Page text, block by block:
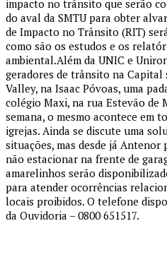
impacto no trânsito que serão
do aval da SMTU para obter
de Impacto no Trânsito (RIT)
como são os estudos e os
ambiental.Além da UNIC e
geradores de trânsito na Capital
Valley, na Isaac Póvoas, uma
colégio Maxi, na rua Estevão de
semana, o mesmo acontece em
igrejas. Ainda se discute uma
situações, mas desde já Antenor
não estacionar na frente de
amarelinhos serão
para atender ocorrências
locais proibidos. O telefone
da Ouvidoria – 0800 651517.